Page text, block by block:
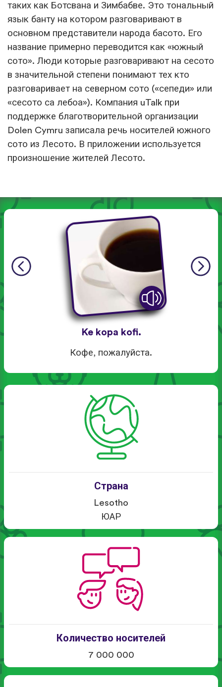
таких как Ботсвана и Зимбабве. Это тональный
язык банту на котором разговаривают в
основном представители народа басото. Его
название примерно переводится как «южный
сото». Люди которые разговаривают на сесото
в значительной степени понимают тех кто
разговаривает на северном сото («сепеди» или
«сесото са лебоа»). Компания uTalk при
поддержке благотворительной организации
Dolen Cymru записала речь носителей южного
сото из Лесото. В приложении используется
произношение жителей Лесото.
Ke kopa kofi.
Кофе, пожалуйста.
Страна
Lesotho
ЮАР
Количество носителей
7 000 000